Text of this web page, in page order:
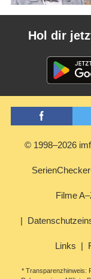
Hol dir
© 1998–2026
Filme
Links
* Transparenzhinweis: